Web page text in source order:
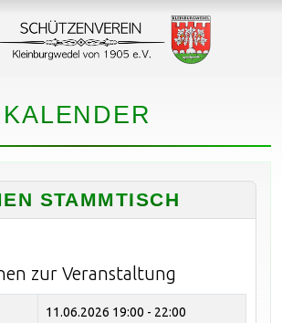
KALENDER
STAMMTISCH
zur Veranstaltung
11.06.2026 19:00 - 22:00